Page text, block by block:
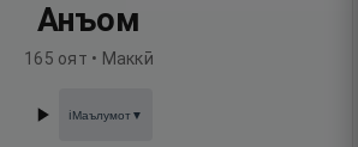
Анъом
165 оят • Маккӣ
ℹ️Маълумот▼